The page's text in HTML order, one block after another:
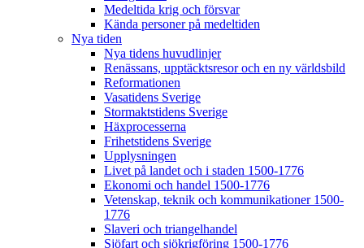
Medeltida krig och försvar
Kända personer på medeltiden
Nya tiden
Nya tidens huvudlinjer
Renässans, upptäcktsresor och en ny världsbild
Reformationen
Vasatidens Sverige
Stormaktstidens Sverige
Häxprocesserna
Frihetstidens Sverige
Upplysningen
Livet på landet och i staden 1500-1776
Ekonomi och handel 1500-1776
Vetenskap, teknik och kommunikationer 1500-
1776
Slaveri och triangelhandel
Sjöfart och sjökrigföring 1500-1776